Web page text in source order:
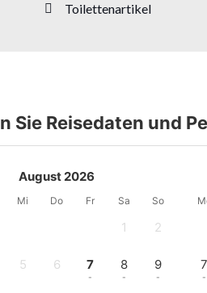
Toilettenartikel
Sie Reisedaten und
August 2026
Mi Do Fr Sa So
1 2
5 6 7
-
8
-
9
-
7
-